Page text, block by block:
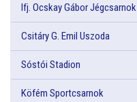
Ifj. Ocskay Gábor Jégcsarnok
Csitáry G. Emil Uszoda
Sóstói Stadion
Köfém Sportcsarnok